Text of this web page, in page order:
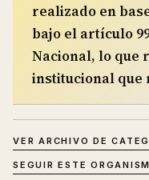
realizado en
bajo el artículo
Nacional, lo que
institucional que
VER ARCHIVO DE
SEGUIR ESTE